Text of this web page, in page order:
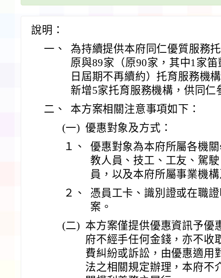
說明：
一、
為持續提供本府同仁優質服務
原與89家（原90家，其中1家
日屆期不再續約）托育服務機
新增5家托育服務機構，供同仁
二、
本方案相關注意事項如下：
(一) 優惠對象及方式：
１、
優惠對象為本府所屬各機
教人員、技工、工友、駕
員，以及本府所屬事業機
２、
憑員工卡、識別證或在職
案。
(二) 本方案僅提供優惠資訊予優
府不經手任何金錢，亦不收
費糾紛或訴訟，由優惠適用
法之相關規定辦理，本府不